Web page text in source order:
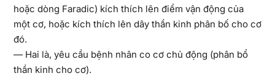
hoặc dòng Faradic) kích thích lên điểm vận động của
một cơ, hoặc kích thích lên dây thần kinh phân bố cho cơ
đó.
— Hai là, yêu cầu bệnh nhân co cơ chủ động (phân bổ
thần kinh cho cơ).